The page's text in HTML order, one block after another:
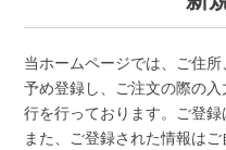
当ホームページでは、ご住
予め登録し、ご注文の際の
行を行っております。ご登録
また、ご登録された情報は